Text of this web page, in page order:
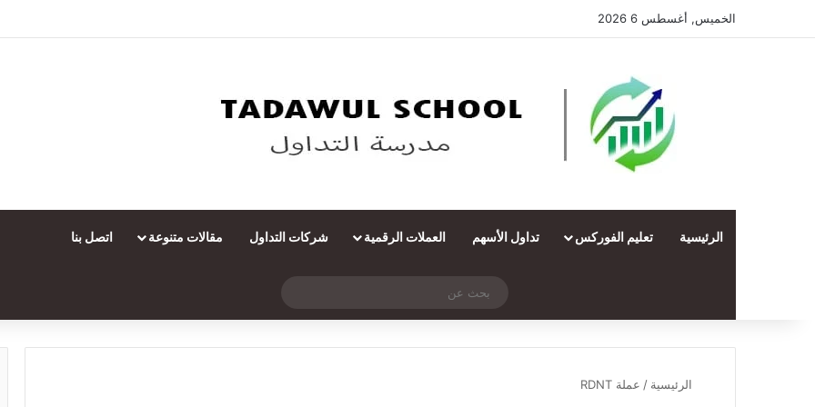
الخميس, أغسطس 6 2026
الرئيسية تعليم الفوركس تداول الأسهم العملات الرقمية شركات التداول مقالات متنوعة اتصل بنا
تسجيل الدخول
مقال عشوائي
عن
الرئيسية / عملة RDNT